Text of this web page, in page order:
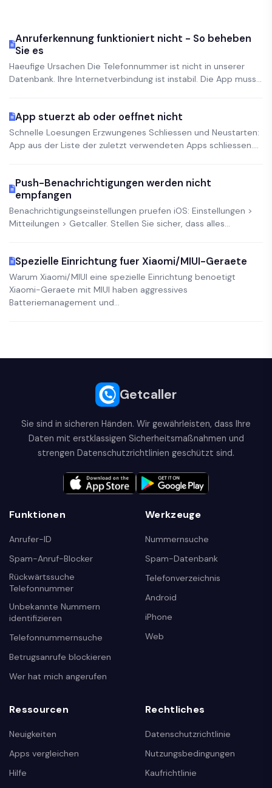
Anruferkennung funktioniert nicht - So beheben
Sie es
Haeufige Ursachen Die Telefonnummer ist nicht in unserer
Datenbank. Ihre Internetverbindung ist instabil. Die App muss...
App stuerzt ab oder oeffnet nicht
Schnelle Loesungen Erzwungenes Schliessen und Neustarten:
App aus der Liste der zuletzt verwendeten Apps schliessen....
Push-Benachrichtigungen werden nicht
empfangen
Benachrichtigungseinstellungen pruefen iOS: Einstellungen >
Mitteilungen > Getcaller. Stellen Sie sicher, dass alles...
Spezielle Einrichtung fuer Xiaomi/MIUI-Geraete
Warum Xiaomi/MIUI eine spezielle Einrichtung benoetigt
Xiaomi-Geraete mit MIUI haben aggressives
Batteriemanagement und...
Getcaller
Sie sind in sicheren Händen. Wir gewährleisten, dass Ihre
Daten mit erstklassigen Sicherheitsmaßnahmen und
strengen Datenschutzrichtlinien geschützt sind.
Funktionen
Anrufer-ID
Spam-Anruf-Blocker
Rückwärtssuche
Telefonnummer
Unbekannte Nummern
identifizieren
Telefonnummernsuche
Betrugsanrufe blockieren
Wer hat mich angerufen
Werkzeuge
Nummernsuche
Spam-Datenbank
Telefonverzeichnis
Android
iPhone
Web
Ressourcen
Neuigkeiten
Apps vergleichen
Hilfe
Rechtliches
Datenschutzrichtlinie
Nutzungsbedingungen
Kaufrichtlinie